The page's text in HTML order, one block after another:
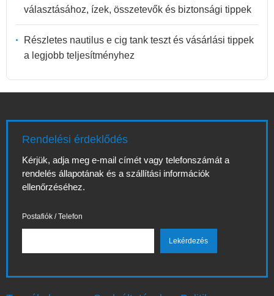
választásához, ízek, összetevők és biztonsági tippek
Részletes nautilus e cig tank teszt és vásárlási tippek
a legjobb teljesítményhez
Rendelési érdeklődés
Kérjük, adja meg e-mail címét vagy telefonszámát a
rendelés állapotának és a szállítási információk
ellenőrzéséhez.
Postafiók / Telefon